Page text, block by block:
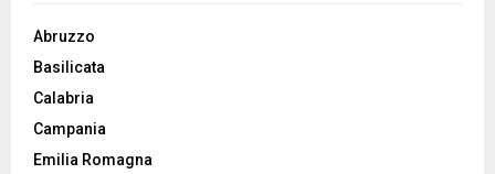
Abruzzo
Basilicata
Calabria
Campania
Emilia Romagna